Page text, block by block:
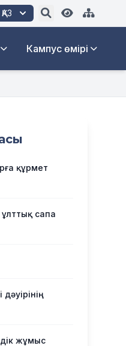
ҚАЗ
Кампус өмірі
құрмет
дәуірінің
жұмыс